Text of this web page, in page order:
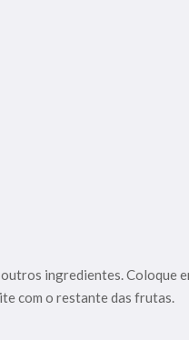
ingredientes. Coloque
com o restante das frutas.